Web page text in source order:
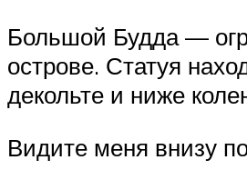
Большой Будда —
острове. Статуя
декольте и ниже
Видите меня внизу